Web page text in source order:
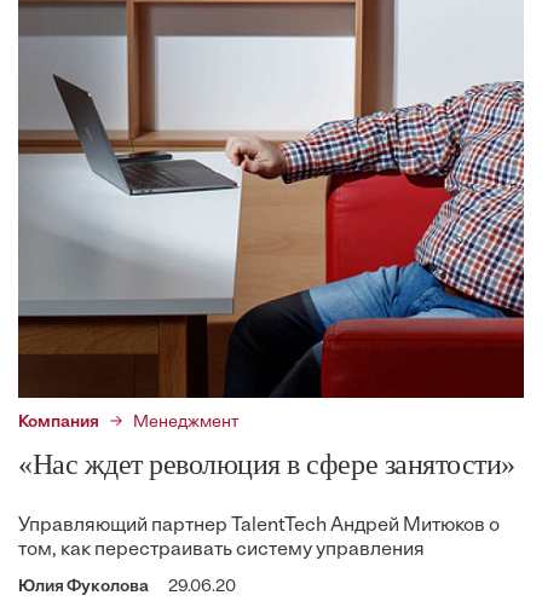
Компания Менеджмент
«Нас ждет революция в сфере занятости»
Управляющий партнер TalentTech Андрей Митюков о
том, как перестраивать систему управления
Юлия Фуколова 29.06.20